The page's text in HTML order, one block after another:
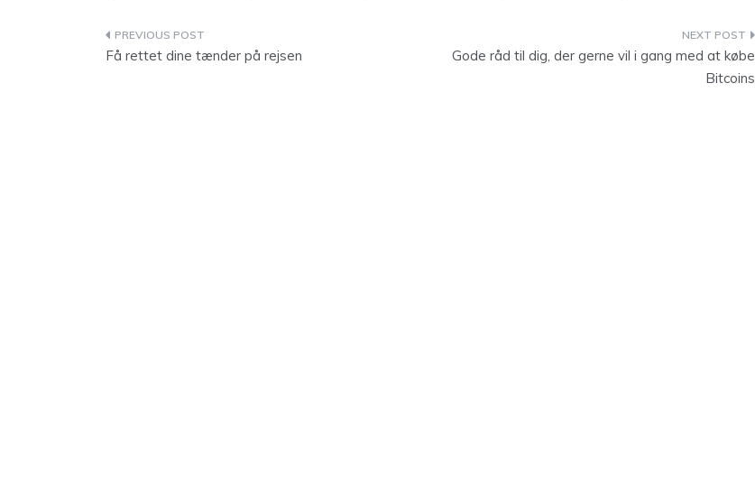
Indlægsnavigation
Få rettet dine tænder på rejsen
Gode råd til dig, der gerne vil i gang med at købe
Bitcoins